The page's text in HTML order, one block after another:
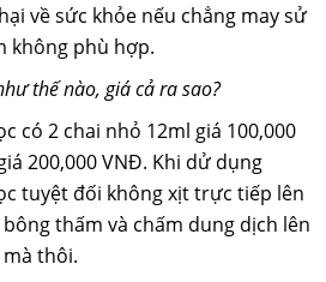
về sức khỏe nếu chẳng may sử
không phù hợp.
thế nào, giá cả ra sao?
có 2 chai nhỏ 12ml giá 100,000
200,000 VNĐ. Khi dử dụng
tuyệt đối không xịt trực tiếp lên
thấm và chấm dung dịch lên
thôi.